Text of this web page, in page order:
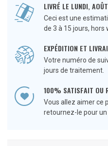
LIVRÉ LE LUNDI,
Ceci est une
de 3 à 15 jours, hors
EXPÉDITION ET
Votre numéro de
jours de traitement.
100% SATISFAIT OU
Vous allez aimer ce
retournez-le pour